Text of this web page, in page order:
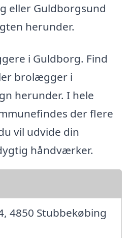
eller Guldborgsund
herunder.
i Guldborg. Find
brolægger i
herunder. I hele
der flere
vil udvide din
håndværker.
4850 Stubbekøbing